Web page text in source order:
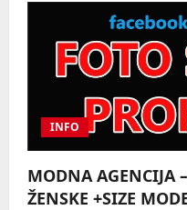
INFO
MODNA AGENCIJA
ŽENSKE +SIZE